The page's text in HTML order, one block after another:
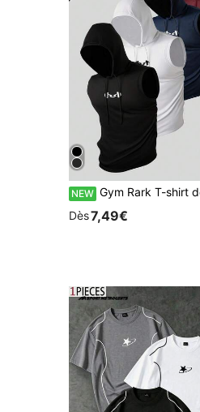
NEW Gym Rark T-shirt décontracté pour homme avec imprimé de barre de musculation, cordon de serrage, capuche,
Dès7,49€